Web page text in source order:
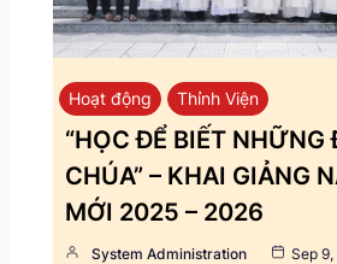
Hoạt động Thỉnh Viện
“HỌC ĐỂ BIẾT NHỮNG
CHÚA” – KHAI GIẢNG
MỚI 2025 – 2026
System Administration
Sep